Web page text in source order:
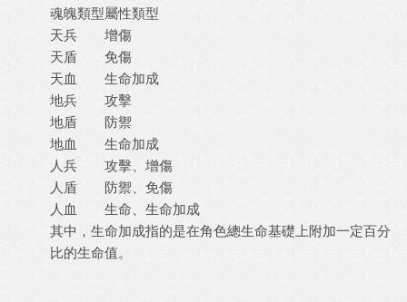
魂魄類型屬性類型
天兵
增傷
天盾
免傷
天血
生命加成
地兵
攻擊
地盾
防禦
地血
生命加成
人兵
攻擊、增傷
人盾
防禦、免傷
人血
生命、生命加成
其中，生命加成指的是在角色總生命基礎上附加一定百分
比的生命值。